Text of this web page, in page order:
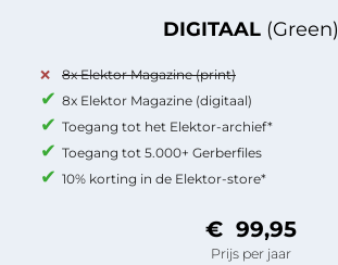
DIGITAAL (Green)
8x Elektor Magazine (print)
8x Elektor Magazine (digitaal)
Toegang tot het Elektor-archief*
Toegang tot 5.000+ Gerberfiles
10% korting in de Elektor-store*
€ 99,95
Prijs per jaar